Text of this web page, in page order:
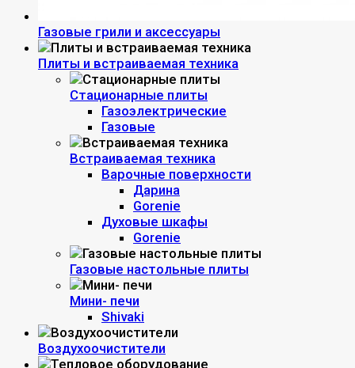
Газовые грили и аксессуары
Плиты и встраиваемая техника
Стационарные плиты
Газоэлектрические
Газовые
Встраиваемая техника
Варочные поверхности
Дарина
Gorenie
Духовые шкафы
Gorenie
Газовые настольные плиты
Мини- печи
Shivaki
Воздухоочистители